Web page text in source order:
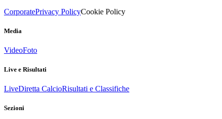
CorporatePrivacy PolicyCookie Policy
Media
VideoFoto
Live e Risultati
LiveDiretta CalcioRisultati e Classifiche
Sezioni